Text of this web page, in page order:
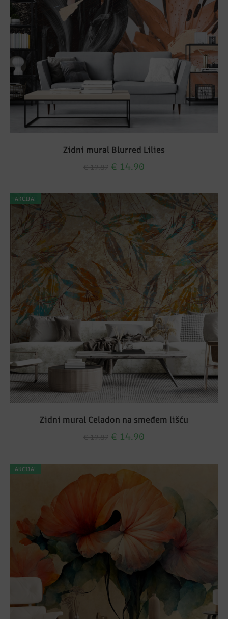
Zidni mural Blurred Lilies
€ 14.90
AKCIJA!
Zidni mural Celadon na smeđem lišću
€ 14.90
AKCIJA!